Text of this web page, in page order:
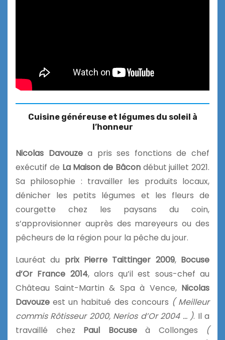
Cuisine généreuse et légumes du soleil à
l’honneur
Nicolas Davouzea pris ses fonctions de chef
exécutif de La Maison de Bâcon début juillet 2021.
Sa philosophie : travailler les produits locaux,
dénicher les petits légumes et les fleurs de
courgette chez les paysans du coin,
s’approvisionner auprès des mareyeurs ou des
pêcheurs de la région pour la pêche du jour.
Lauréat du prix Pierre Taittinger 2009,Bocuse
d’Or France 2014, alors qu’il est sous-chef au
Château Saint-Martin & Spa à Vence, Nicolas
Davouzeest un habitué des concours ( Meilleur
commis Rôtisseur 2000, Nerios d’Or 2004 … ). Il a
travaillé chez Paul Bocuseà Collonges (